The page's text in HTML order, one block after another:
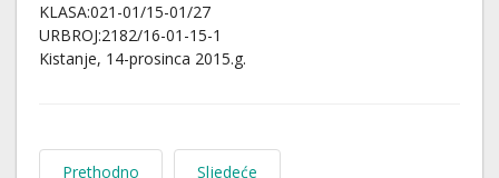
KLASA:021-01/15-01/27
URBROJ:2182/16-01-15-1
Kistanje, 14-prosinca 2015.g.
Prethodno Sljedeće